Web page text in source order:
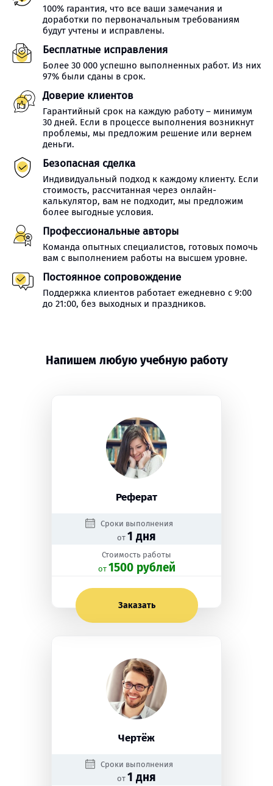
100% гарантия, что все ваши замечания и
доработки по первоначальным требованиям
будут учтены и исправлены.
Бесплатные исправления
Более 30 000 успешно выполненных работ. Из них
97% были сданы в срок.
Доверие клиентов
Гарантийный срок на каждую работу – минимум
30 дней. Если в процессе выполнения возникнут
проблемы, мы предложим решение или вернем
деньги.
Безопасная сделка
Индивидуальный подход к каждому клиенту. Если
стоимость, рассчитанная через онлайн-
калькулятор, вам не подходит, мы предложим
более выгодные условия.
Профессиональные авторы
Команда опытных специалистов, готовых помочь
вам с выполнением работы на высшем уровне.
Постоянное сопровождение
Поддержка клиентов работает ежедневно с 9:00
до 21:00, без выходных и праздников.
Напишем любую учебную работу
Реферат
Сроки выполнения
от 1 дня
Стоимость работы
oт 1500 рублей
Заказать
Чертёж
Сроки выполнения
от 1 дня